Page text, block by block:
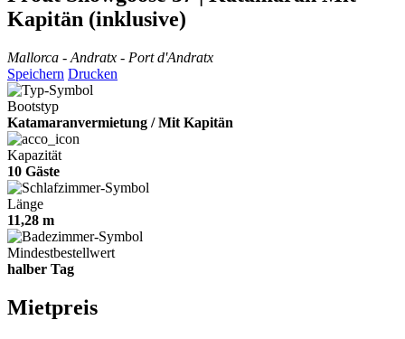
Kapitän (inklusive)
Mallorca - Andratx - Port d'Andratx
Speichern Drucken
Bootstyp
Katamaranvermietung / Mit Kapitän
Kapazität
10 Gäste
Länge
11,28 m
Mindestbestellwert
halber Tag
Mietpreis